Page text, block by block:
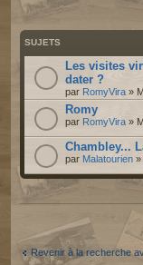
SUJETS
Les visites
dater ?
par RomyVira »
Romy
par RomyVira »
Chambley...
par Malatourien »
Revenir à la recherche